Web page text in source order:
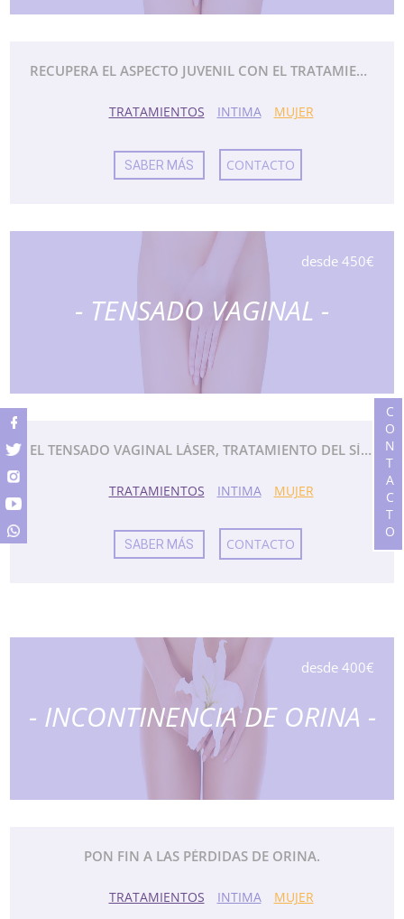
RECUPERA EL ASPECTO JUVENIL CON EL TRATAMIENTO DE LA REDUCCIÓN DE LOS LABIOS MENORES.
TRATAMIENTOS INTIMA MUJER
SABER MÁS CONTACTO
desde 450€
- TENSADO VAGINAL -
EL TENSADO VAGINAL LÁSER, TRATAMIENTO DEL SÍNDROME DE RELAJACIÓN VAGINAL.
TRATAMIENTOS INTIMA MUJER
SABER MÁS CONTACTO
desde 400€
- INCONTINENCIA DE ORINA -
PON FIN A LAS PÉRDIDAS DE ORINA.
TRATAMIENTOS INTIMA MUJER
CONTACTO